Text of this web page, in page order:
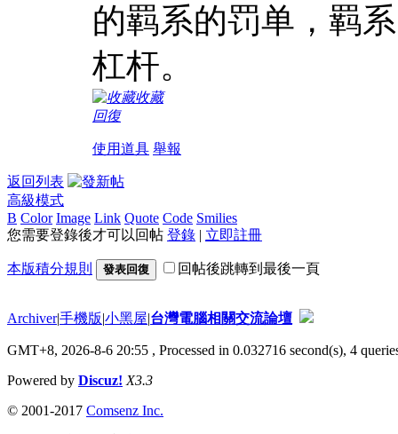
的羁系的罚单，羁
杠杆。
收藏
回復
使用道具 舉報
返回列表
高級模式
B Color Image Link Quote Code Smilies
您需要登錄後才可以回帖 登錄 | 立即註冊
本版積分規則 發表回復 回帖後跳轉到最後一頁
Archiver|手機版|小黑屋|台灣電腦相關交流論壇
GMT+8, 2026-8-6 20:55 , Processed in 0.032716 second(s), 4
Powered by Discuz! X3.3
© 2001-2017 Comsenz Inc.